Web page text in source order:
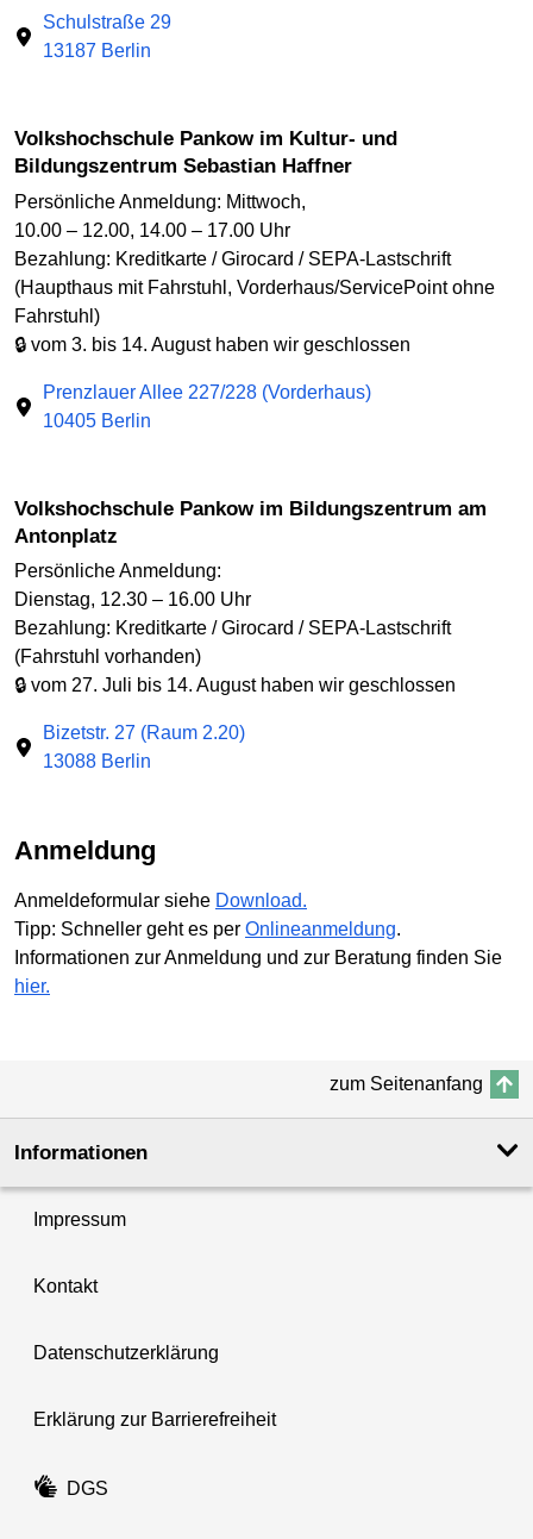
Schulstraße 29
13187 Berlin
Volkshochschule Pankow im Kultur- und
Bildungszentrum Sebastian Haffner
Persönliche Anmeldung: Mittwoch,
10.00 – 12.00, 14.00 – 17.00 Uhr
Bezahlung: Kreditkarte / Girocard / SEPA-Lastschrift
(Haupthaus mit Fahrstuhl, Vorderhaus/ServicePoint ohne
Fahrstuhl)
🔒 vom 3. bis 14. August haben wir geschlossen
Prenzlauer Allee 227/228 (Vorderhaus)
10405 Berlin
Volkshochschule Pankow im Bildungszentrum am
Antonplatz
Persönliche Anmeldung:
Dienstag, 12.30 – 16.00 Uhr
Bezahlung: Kreditkarte / Girocard / SEPA-Lastschrift
(Fahrstuhl vorhanden)
🔒 vom 27. Juli bis 14. August haben wir geschlossen
Bizetstr. 27 (Raum 2.20)
13088 Berlin
Anmeldung
Anmeldeformular siehe Download.
Tipp: Schneller geht es per Onlineanmeldung.
Informationen zur Anmeldung und zur Beratung finden Sie
hier.
zum Seitenanfang
Informationen
Impressum
Kontakt
Datenschutzerklärung
Erklärung zur Barrierefreiheit
DGS